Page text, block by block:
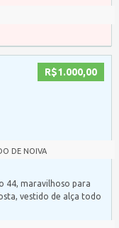
R$1.000,00
DE NOIVA
44, maravilhoso para
vestido de alça todo